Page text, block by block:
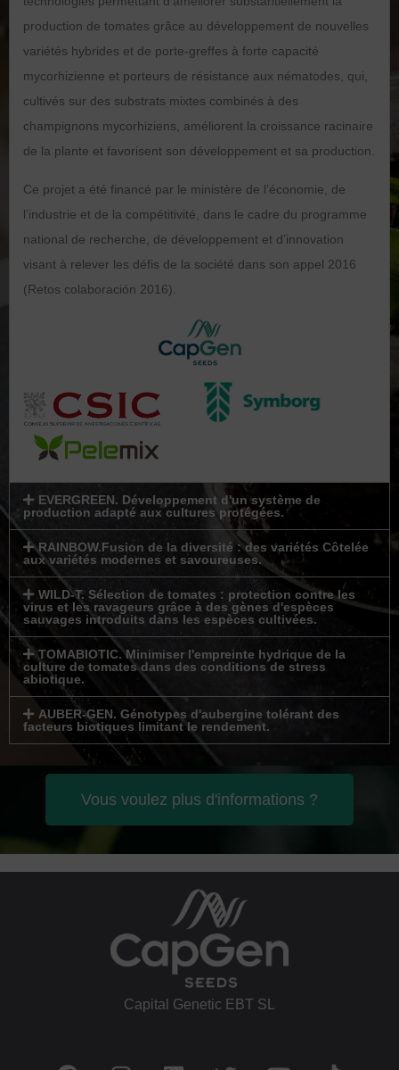
production de tomates grâce au développement de nouvelles
variétés hybrides et de porte-greffes à forte capacité
mycorhizienne et porteurs de résistance aux nématodes, qui,
cultivés sur des substrats mixtes combinés à des
champignons mycorhiziens, améliorent la croissance racinaire
de la plante et favorisent son développement et sa production.
Ce projet a été financé par le ministère de l’économie, de
l’industrie et de la compétitivité, dans le cadre du programme
national de recherche, de développement et d’innovation
visant à relever les défis de la société dans son appel 2016
(Retos colaboración 2016).
EVERGREEN. Développement d'un système de
production adapté aux cultures protégées.
RAINBOW.Fusion de la diversité : des variétés Côtelée
aux variétés modernes et savoureuses.
WILD-T. Sélection de tomates : protection contre les
virus et les ravageurs grâce à des gènes d'espèces
sauvages introduits dans les espèces cultivées.
TOMABIOTIC. Minimiser l'empreinte hydrique de la
culture de tomates dans des conditions de stress
abiotique.
AUBER-GEN. Génotypes d'aubergine tolérant des
facteurs biotiques limitant le rendement.
Vous voulez plus d'informations ?
Capital Genetic EBT SL